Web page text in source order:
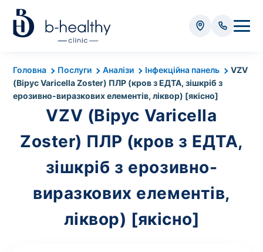
Головна Послуги Аналізи Інфекційна панель
VZV
(Вірус Varicella Zoster) ПЛР (кров з ЕДТА, зішкріб з
ерозивно-виразкових елементів, ліквор) [якісно]
VZV (Вірус Varicella
Zoster) ПЛР (кров з ЕДТА,
зішкріб з ерозивно-
виразкових елементів,
ліквор) [якісно]
Аналізи
* Додатково оплачується (залежно від виду аналізу):
Вартість забору крові - 50 грн
Вартість забору біоматеріалу (крім крові) - від
35 грн
Всього: 0 грн